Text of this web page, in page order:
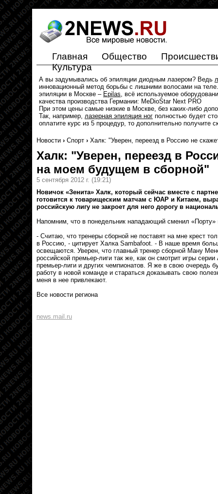
Главная Общество
Культура
А вы задумывались об эпиляции диодным лазером? Ведь
инновационный метод борьбы с лишними волосами на
эпиляции в Москве – Epilas, всё используемое
качества производства Германии: MeDioStar Next PRO
При этом цены самые низкие в Москве, без каких-либо
Так, например, лазерная эпиляция ног полностью будет
оплатите курс из 5 процедур, то дополнительно получите
Новости › Спорт › Халк: "Уверен, переезд в Россию не
Халк: "Уверен, переезд в
на моем будущем в сборной"
5 сентября 2012 г. (19:21)
Новичок «Зенита» Халк, который сейчас вместе с
готовится к товарищеским матчам с ЮАР и Китаем,
российскую лигу не закроет для него дорогу в
Напомним, что в понедельник нападающий сменил «Порту»
- Считаю, что тренеры сборной не поставят на мне крест
в Россию, - цитирует Халка Sambafoot. - В наше время
освещаются. Уверен, что главный тренер сборной Ману
российской премьер-лиги так же, как он смотрит игры
премьер-лиги и других чемпионатов. Я же в свою очередь
работу в новой команде и стараться доказывать свою
меня в нее привлекают.
Все новости региона
news.mail.ru